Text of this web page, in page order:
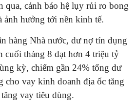
qua, cảnh báo hệ lụy rủi ro bong
ảnh hưởng tới nền kinh tế.
hàng Nhà nước, dư nợ tín dụng
cuối tháng 8 đạt hơn 4 triệu tỷ
kỳ, chiếm gần 24% tổng dư
cho vay kinh doanh địa ốc tăng
vay tiêu dùng.